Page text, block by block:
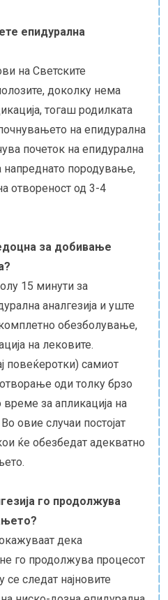
епидурална
на Светските
доколку нема
тогаш родилката
на епидурална
почеток на епидурална
напреднато породување,
отвореност од 3-4
за добивање
15 минути за
аналгезија и уште
обезболување,
на лековите.
повеќеротки) самиот
оди толку брзо
за апликација на
овие случаи постојат
ќе обезбедат адекватно
го продолжува
дека
го продолжува процесот
следат најновите